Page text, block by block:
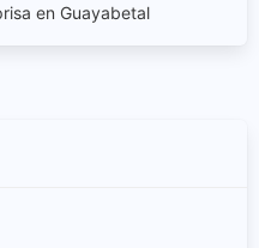
en Guayabetal